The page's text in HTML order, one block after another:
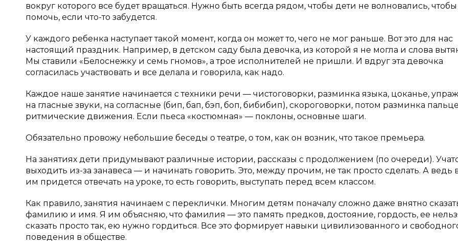
вокруг которого все будет вращаться. Нужно быть всегда рядом, чтобы дети не волновались, чтобы
помочь, если что-то забудется.
У каждого ребенка наступает такой момент, когда он может то, чего не мог раньше. Вот это для нас
настоящий праздник. Например, в детском саду была девочка, из которой я не могла и слова
Мы ставили «Белоснежку и семь гномов», а трое исполнителей не пришли. И вдруг эта девочка
согласилась участвовать и все делала и говорила, как надо.
Каждое наше занятие начинается с техники речи — чистоговорки, разминка языка, цоканье,
на гласные звуки, на согласные (бип, бап, бэп, боп, бибибип), скороговорки, потом разминка
ритмические движения. Если пьеса «костюмная» — поклоны, основные шаги.
Обязательно провожу небольшие беседы о театре, о том, как он возник, что такое премьера.
На занятиях дети придумывают различные истории, рассказы с продолжением (по очереди).
выходить из-за занавеса — и начинать говорить. Это, между прочим, не так просто сделать. А ведь
им придется отвечать на уроке, то есть говорить, выступать перед всем классом.
Как правило, занятия начинаем с переклички. Многим детям поначалу сложно даже внятно
фамилию и имя. Я им объясняю, что фамилия — это память предков, достояние, гордость, ее
сказать просто так, ею нужно гордиться. Все это формирует навыки цивилизованного и
поведения в обществе.